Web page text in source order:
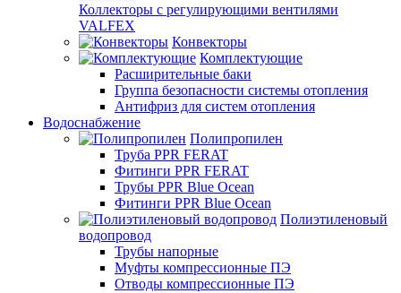
Коллекторы с регулирующими вентилями
VALFEX
Конвекторы
Комплектующие
Расширительные баки
Группа безопасности системы отопления
Антифриз для систем отопления
Водоснабжение
Полипропилен
Труба PPR FERAT
Фитинги PPR FERAT
Трубы PPR Blue Ocean
Фитинги PPR Blue Ocean
Полиэтиленовый
водопровод
Трубы напорные
Муфты компрессионные ПЭ
Отводы компрессионные ПЭ